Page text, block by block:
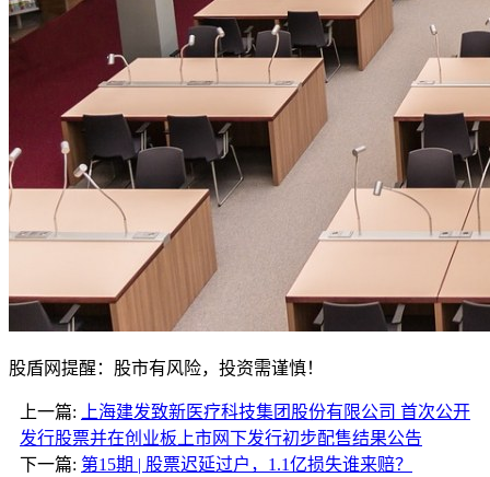
股盾网提醒：股市有风险，投资需谨慎！
上一篇:
上海建发致新医疗科技集团股份有限公司 首次公开
发行股票并在创业板上市网下发行初步配售结果公告
下一篇: 第15期 | 股票迟延过户，1.1亿损失谁来赔？